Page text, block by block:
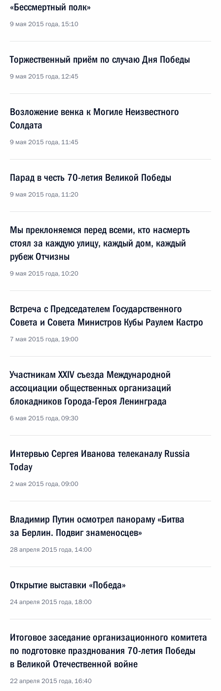
«Бессмертный полк»
9 мая 2015 года, 15:10
Торжественный приём по случаю Дня Победы
9 мая 2015 года, 12:45
Возложение венка к Могиле Неизвестного
Солдата
9 мая 2015 года, 11:45
Парад в честь 70-летия Великой Победы
9 мая 2015 года, 11:20
Мы преклоняемся перед всеми, кто насмерть
стоял за каждую улицу, каждый дом, каждый
рубеж Отчизны
9 мая 2015 года, 10:20
Встреча с Председателем Государственного
Совета и Совета Министров Кубы Раулем Кастро
7 мая 2015 года, 19:00
Участникам XXIV съезда Международной
ассоциации общественных организаций
блокадников Города-Героя Ленинграда
6 мая 2015 года, 09:30
Интервью Сергея Иванова телеканалу Russia
Today
2 мая 2015 года, 09:00
Владимир Путин осмотрел панораму «Битва
за Берлин. Подвиг знаменосцев»
28 апреля 2015 года, 14:00
Открытие выставки «Победа»
24 апреля 2015 года, 18:00
Итоговое заседание организационного комитета
по подготовке празднования 70-летия Победы
в Великой Отечественной войне
22 апреля 2015 года, 16:40